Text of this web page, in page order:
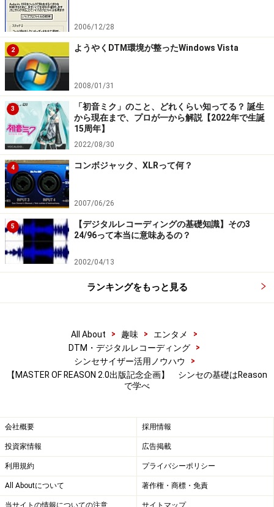
2006/12/28
2 ようやくDTM環境が整ったWindows Vista
2008/01/31
3
「初音ミク」のこと、どれくらい知ってる？ 誕生
から現在まで、プロが一から解説【2022年で生誕
15周年】
2022/08/30
4 コンボジャック、XLRって何？
2007/06/26
5
【デジタルレコーディングの基礎知識】その3
24/96って本当に意味あるの？
2002/04/13
ランキングをもっと見る
All About > 趣味 > エンタメ
>
DTM・デジタルレコーディング
>
シンセサイザー活用ノウハウ
>
【MASTER OF REASON 2.0出版記念企画】 シンセの基礎はReason
で学べ
会社概要 採用情報
投資家情報 広告掲載
利用規約 プライバシーポリシー
All Aboutについて 著作権・商標・免責